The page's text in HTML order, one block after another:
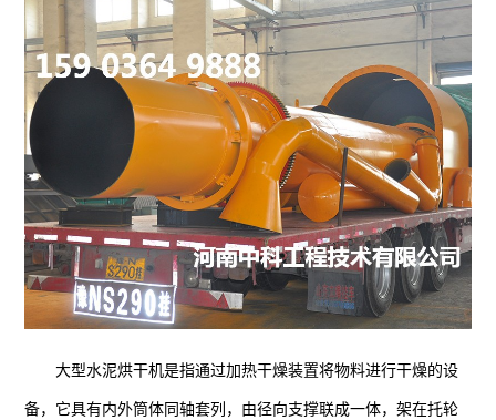
大型水泥烘干机是指通过加热干燥装置将物料进行干燥的设
备，它具有内外筒体同轴套列，由径向支撑联成一体，架在托轮